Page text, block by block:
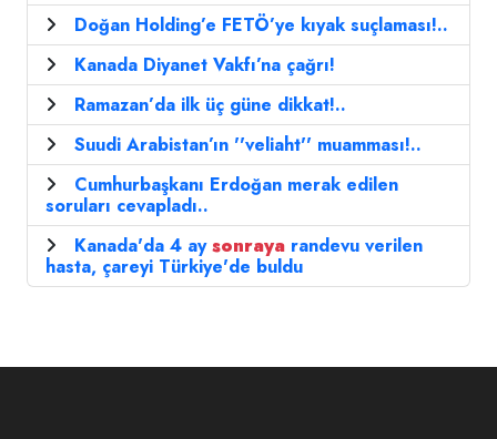
Doğan Holding’e FETÖ’ye kıyak suçlaması!..
Kanada Diyanet Vakfı’na çağrı!
Ramazan’da ilk üç güne dikkat!..
Suudi Arabistan’ın ''veliaht'' muamması!..
Cumhurbaşkanı Erdoğan merak edilen
soruları cevapladı..
Kanada'da 4 aysonraya randevu verilen
hasta, çareyi Türkiye'de buldu